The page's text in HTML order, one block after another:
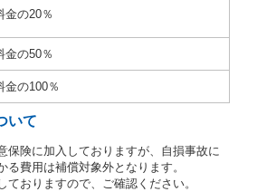
められた事項を遵守するものとしま
の基本通達（注１）に基づき、貸渡
所、運転免許の種類及び運転免許証
め、貸渡契約の締結にあたり、借受
の指定する運転者（以下「運転者」
運転免許証の提示を求めるほか、そ
めることがあります。この場合、借
転者であるときは自己の運転免許証
金の20％
金の50％
金の100％
いて
保険に加入しておりますが、自損事故に
る費用は補償対象外となります。
ておりますので、ご確認ください。